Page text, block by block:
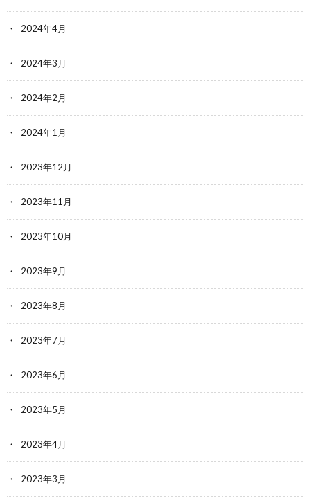
2024年4月
2024年3月
2024年2月
2024年1月
2023年12月
2023年11月
2023年10月
2023年9月
2023年8月
2023年7月
2023年6月
2023年5月
2023年4月
2023年3月